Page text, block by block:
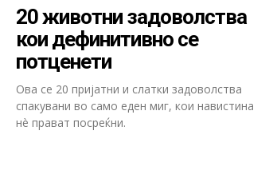
20 животни задоволства
кои дефинитивно се
потценети
Ова се 20 пријатни и слатки задоволства
спакувани во само еден миг, кои навистина
нè прават посреќни.